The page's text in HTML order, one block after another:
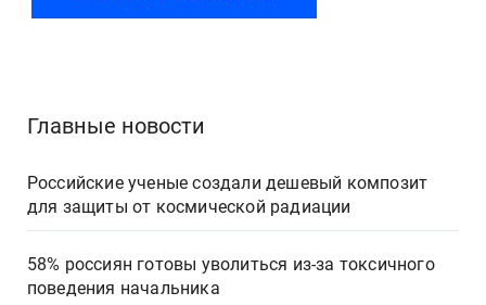
Главные новости
Российские ученые создали дешевый композит
для защиты от космической радиации
58% россиян готовы уволиться из-за токсичного
поведения начальника